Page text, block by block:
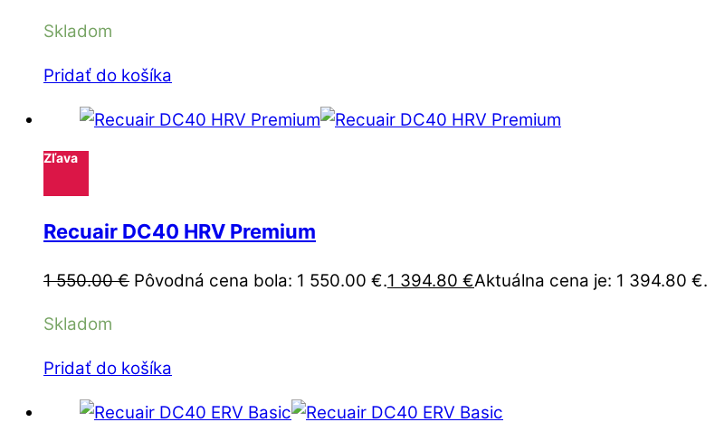
Skladom
Pridať do košíka
Zľava
Recuair DC40 HRV Premium
1 550.00€ Pôvodná cena bola: 1 550.00 €.1 394.80 €Aktuálna cena je: 1 394.80 €.
Skladom
Pridať do košíka